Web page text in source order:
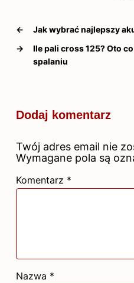
←
Jak wybrać najlepszy
→
Ile pali cross 125? Oto
spalaniu
Dodaj komentarz
Twój adres email nie
Wymagane pola są
Komentarz *
Nazwa *